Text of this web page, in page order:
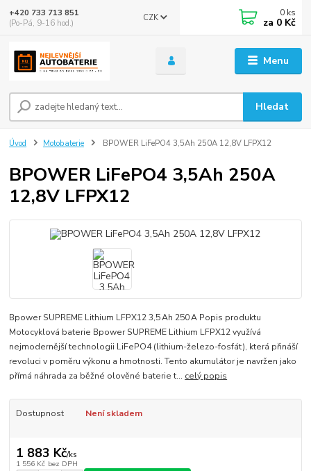
Menu
CZK
Hledat
+420 733 713 851
(Po-Pá, 9-16 hod.)
0 ks
za 0 Kč
Úvod Motobaterie BPOWER LiFePO4 3,5Ah 250A 12,8V LFPX12
BPOWER LiFePO4 3,5Ah 250A
12,8V LFPX12
Bpower SUPREME Lithium LFPX12 3,5 Ah 250 A Popis produktu
Motocyklová baterie Bpower SUPREME Lithium LFPX12 využívá
nejmodernější technologii LiFePO4 (lithium-železo-fosfát), která přináší
revoluci v poměru výkonu a hmotnosti. Tento akumulátor je navržen jako
přímá náhrada za běžné olověné baterie t... celý popis
Dostupnost Není skladem
1 883 Kč/ks
1 556 Kč bez DPH